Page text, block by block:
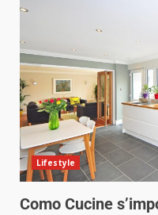
Lifestyle
Como Cucine